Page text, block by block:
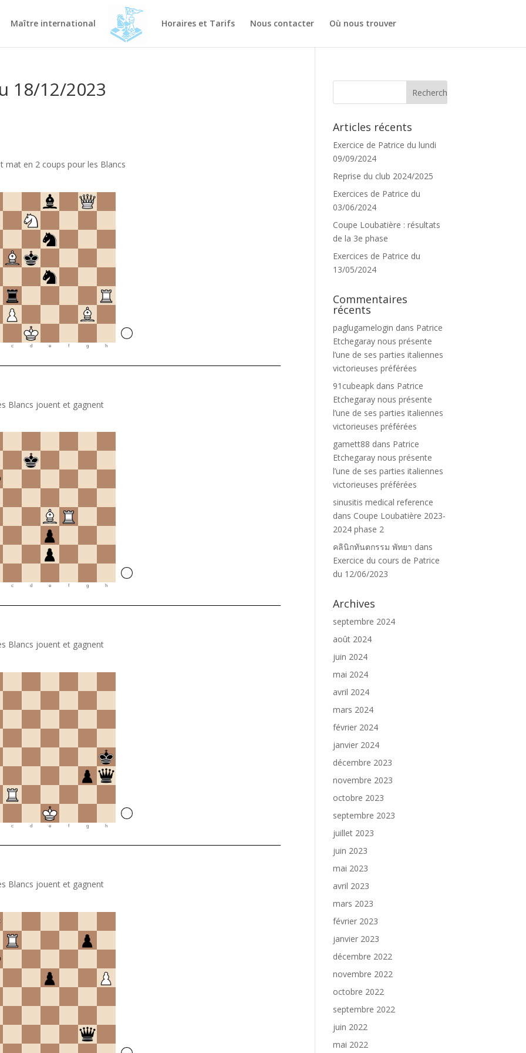
Maître international Horaires et Tarifs Nous contacter Où nous trouver
18/12/2023
mat en 2 coups pour les Blancs
c d e f g h
Blancs jouent et gagnent
c d e f g h
Blancs jouent et gagnent
c d e f g h
Blancs jouent et gagnent
Articles récents
Exercice de Patrice du lundi
09/09/2024
Reprise du club 2024/2025
Exercices de Patrice du
03/06/2024
Coupe Loubatière : résultats
de la 3e phase
Exercices de Patrice du
13/05/2024
Commentaires
récents
paglugamelogin dans Patrice
Etchegaray nous présente
l’une de ses parties italiennes
victorieuses préférées
91cubeapk dans Patrice
Etchegaray nous présente
l’une de ses parties italiennes
victorieuses préférées
gamett88 dans Patrice
Etchegaray nous présente
l’une de ses parties italiennes
victorieuses préférées
sinusitis medical reference
dans Coupe Loubatière 2023-
2024 phase 2
คลินิกทันตกรรม พัทยา dans
Exercice du cours de Patrice
du 12/06/2023
Archives
septembre 2024
août 2024
juin 2024
mai 2024
avril 2024
mars 2024
février 2024
janvier 2024
décembre 2023
novembre 2023
octobre 2023
septembre 2023
juillet 2023
juin 2023
mai 2023
avril 2023
mars 2023
février 2023
janvier 2023
décembre 2022
novembre 2022
octobre 2022
septembre 2022
juin 2022
mai 2022